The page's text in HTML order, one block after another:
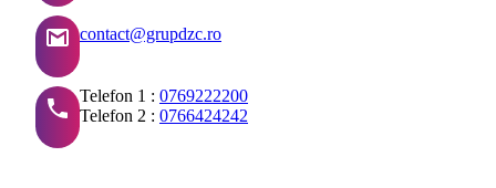
contact@grupdzc.ro
Telefon 1 : 0769222200
Telefon 2 : 0766424242